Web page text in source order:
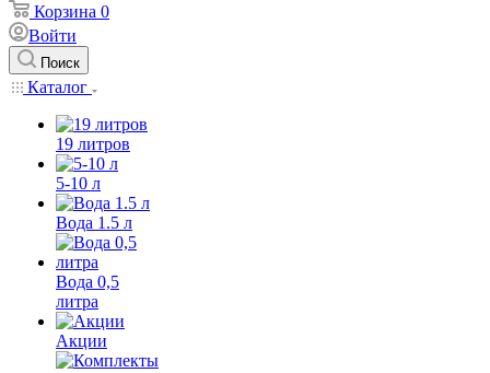
Корзина 0
Войти
Поиск
Каталог
19 литров
5-10 л
Вода 1.5 л
Вода 0,5
литра
Акции